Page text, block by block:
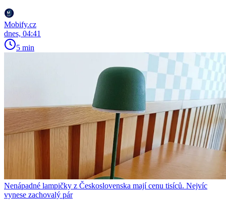
Mobify.cz
dnes, 04:41
5 min
Nenápadné lampičky z Československa mají cenu tisíců. Nejvíc
vynese zachovalý pár